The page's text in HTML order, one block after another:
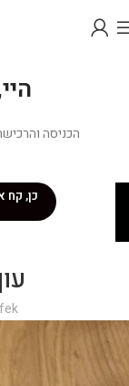
כן, קח